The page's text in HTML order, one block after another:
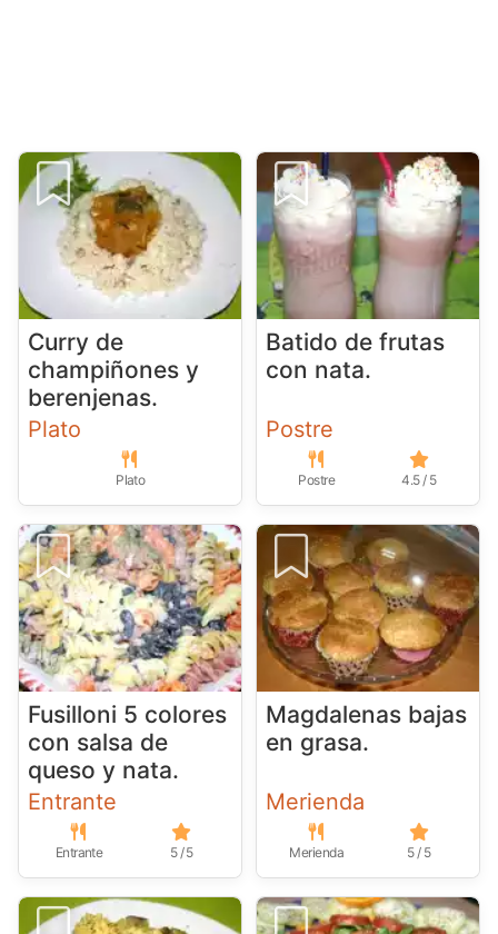
Curry de
champiñones y
berenjenas.
Plato
Plato
Batido de frutas
con nata.
Postre
Postre 4.5 / 5
Fusilloni 5 colores
con salsa de
queso y nata.
Entrante
Entrante 5 / 5
Magdalenas bajas
en grasa.
Merienda
Merienda 5 / 5